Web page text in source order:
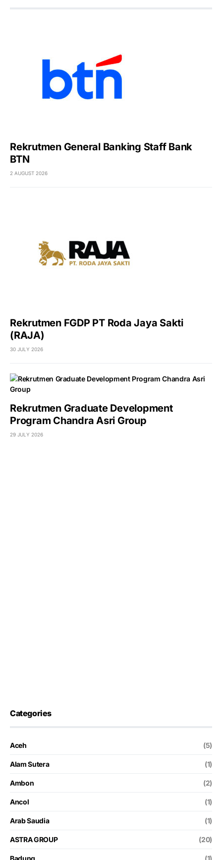
Rekrutmen General Banking Staff Bank
BTN
2 AUGUST 2026
Rekrutmen FGDP PT Roda Jaya Sakti
(RAJA)
30 JULY 2026
Rekrutmen Graduate Development
Program Chandra Asri Group
29 JULY 2026
Categories
Aceh (5)
Alam Sutera (1)
Ambon (2)
Ancol (1)
Arab Saudia (1)
ASTRA GROUP (20)
Badung (1)